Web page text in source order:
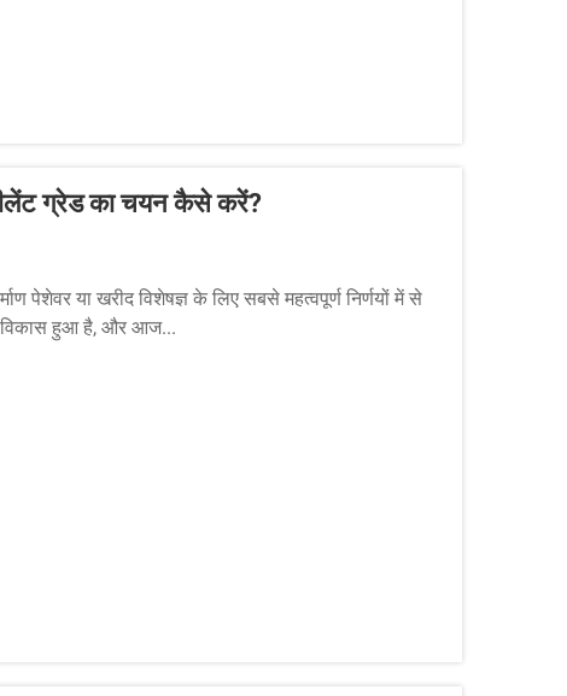
ग्रेड का चयन कैसे करें?
पेशेवर या खरीद विशेषज्ञ के लिए सबसे महत्वपूर्ण निर्णयों में से
विकास हुआ है, और आज...